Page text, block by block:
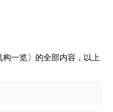
一览〕的全部内容，以上